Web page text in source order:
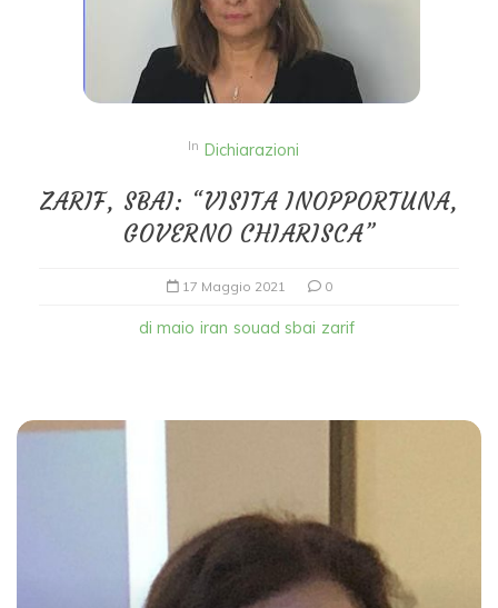
In Dichiarazioni
ZARIF, SBAI: “VISITA INOPPORTUNA,
GOVERNO CHIARISCA”
17 Maggio 2021 0
di maio iran souad sbai zarif